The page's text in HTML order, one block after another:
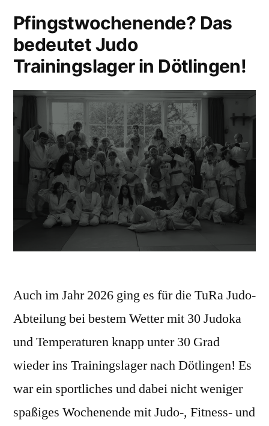
Pfingstwochenende? Das
bedeutet Judo
Trainingslager in Dötlingen!
Auch im Jahr 2026 ging es für die TuRa Judo-
Abteilung bei bestem Wetter mit 30 Judoka
und Temperaturen knapp unter 30 Grad
wieder ins Trainingslager nach Dötlingen! Es
war ein sportliches und dabei nicht weniger
spaßiges Wochenende mit Judo-, Fitness- und